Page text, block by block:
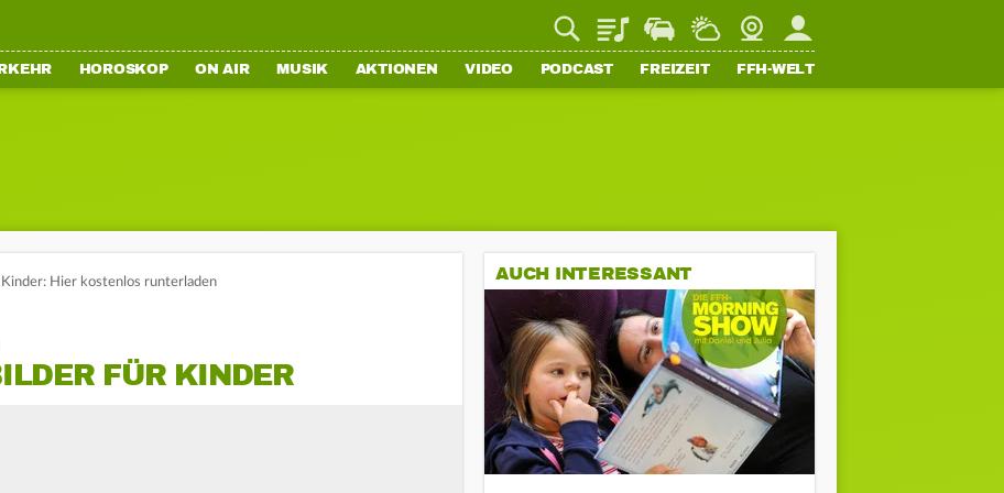
PlaylistStaupilotWetterWebcamMein FFH
HOROSKOP ON AIR MUSIK AKTIONEN VIDEO PODCAST FREIZEIT FFH-WELT
Hier kostenlos runterladen
FÜR KINDER
AUCH INTERESSANT